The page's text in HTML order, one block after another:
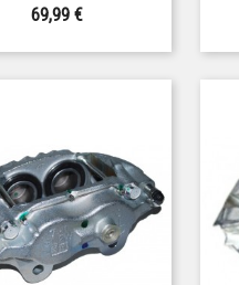
Prix
69,99 €